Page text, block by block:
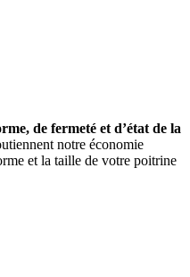
de fermeté et d’état de la
notre économie
et la taille de votre poitrine